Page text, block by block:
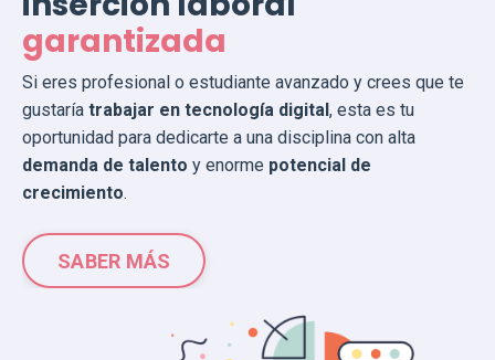
garantizada
Si eres profesional o estudiante avanzado y crees que te
gustaría trabajar en tecnología digital, esta es tu
oportunidad para dedicarte a una disciplina con alta
demanda de talento y enorme potencial de
crecimiento.
SABER MÁS